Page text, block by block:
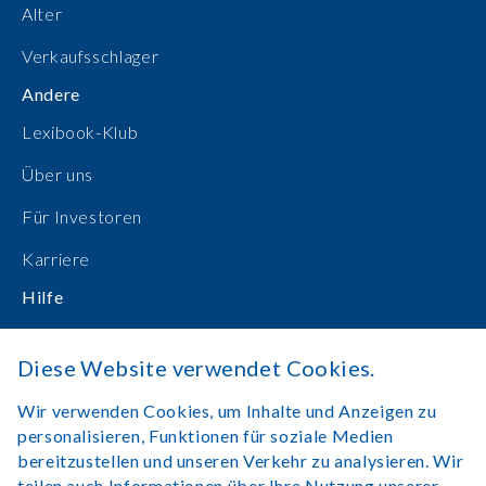
Alter
Verkaufsschlager
Andere
Lexibook-Klub
Über uns
Für Investoren
Karriere
Hilfe
Bedienungsanleitungen
Online einkaufen
Kontakt
Anmelden
Diese Website verwendet Cookies.
Wir verwenden Cookies, um Inhalte und Anzeigen zu
personalisieren, Funktionen für soziale Medien
bereitzustellen und unseren Verkehr zu analysieren. Wir